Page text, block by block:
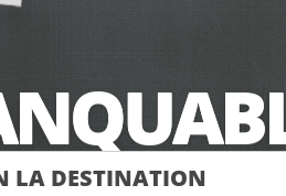
LA DESTINATION